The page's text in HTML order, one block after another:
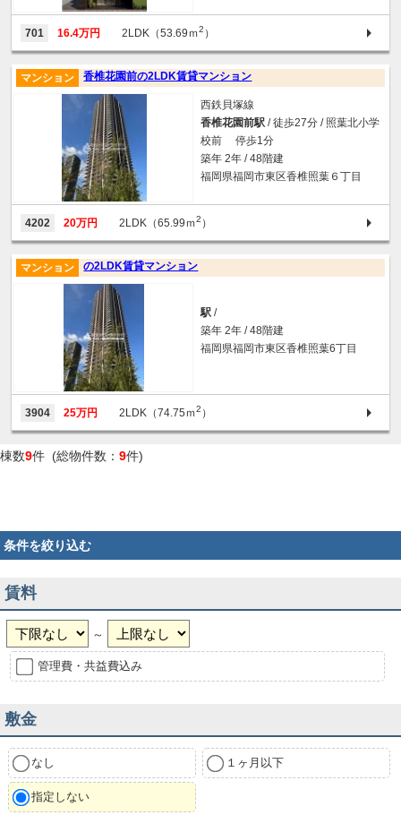
701 16.4万円 2LDK（53.69ｍ2 ）
香椎花園前の2LDK賃貸マンション
マンション
西鉄貝塚線
香椎花園前駅 / 徒歩27分 / 照葉北小学
校前 停歩1分
築年 2年 / 48階建
福岡県福岡市東区香椎照葉６丁目
4202 20万円 2LDK（65.99ｍ2 ）
の2LDK賃貸マンション
マンション
駅 /
築年 2年 / 48階建
福岡県福岡市東区香椎照葉6丁目
3904 25万円 2LDK（74.75ｍ2 ）
棟数9件 (総物件数： 9件)
条件を絞り込む
賃料
～
管理費・共益費込み
敷金
なし １ヶ月以下
指定しない